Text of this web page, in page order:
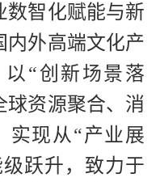
数智化赋能与新
内外高端文化产
“创新场景落
球资源聚合、消
实现从“产业展
跃升，致力于